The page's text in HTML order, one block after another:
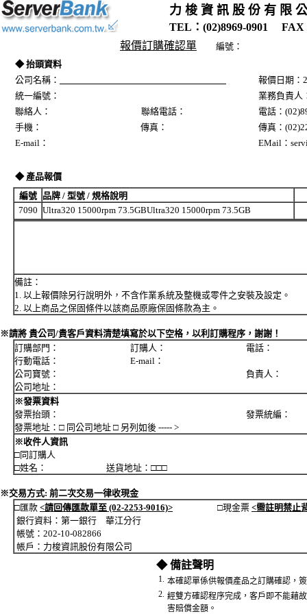
力 梭 資 訊 股 份 有 限
TEL：(02)8969-0901 FAX
報價訂購確認單
編號：
◆ 抬頭資料
公司名稱：
報價日期
統一編號：
業務負責人
聯絡人： 聯絡電話：
電話：
手機： 傳真：
傳真：
E-mail：
EMail：
◆ 產品報價
編號
品牌 / 型號 / 規格說明
7090 Ultra320 15000rpm 73.5GBUltra320 15000rpm 73.5GB
備註：
1. 以上報價除另行說明外，不含作業系統及整機或零件之安裝及設定。
2. 以上商品之保固條件以該商品原廠保固條款為主。
※請將 貴公司/貴客戶資料清楚填寫於以下空格，以利訂購程序，謝謝！
訂購部門： 訂購人： 電話：
行動電話： E-mail：
公司寶號： 負責人：
公司地址：
※發票資料
發票抬頭： 發票統編：
發票地址：□ 同公司地址 □ 另列如後 ----- >
※收件人資訊
□同訂購人
□姓名： 送貨地址：□□□
※交易方式: 前二次交易一律收現金
□匯款 <請回傳匯款單至 (02-2253-9016)> □現金票 <需註明禁止
銀行資料：第一銀行 華江分行
帳號：202-10-082866
帳戶：力梭資訊股份有限公司
◆ 備註聲明
1. 本確認單係供報價產品之訂購確認，
2. 經雙方確認程序完成，客戶即不能藉
害賠償金額。